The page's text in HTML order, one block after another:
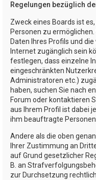
Regelungen bezüglich
Zweck eines Boards ist
Personen zu
Daten Ihres Profils und
Internet zugänglich sein
festlegen, dass einzelne
eingeschränkten
Administratoren etc.)
haben, suchen Sie nach
Forum oder kontaktieren
aus Ihrem Profil ist dabei
ihm beauftragte
Andere als die oben
Ihrer Zustimmung an
auf Grund gesetzlicher
B. an
zur Durchsetzung